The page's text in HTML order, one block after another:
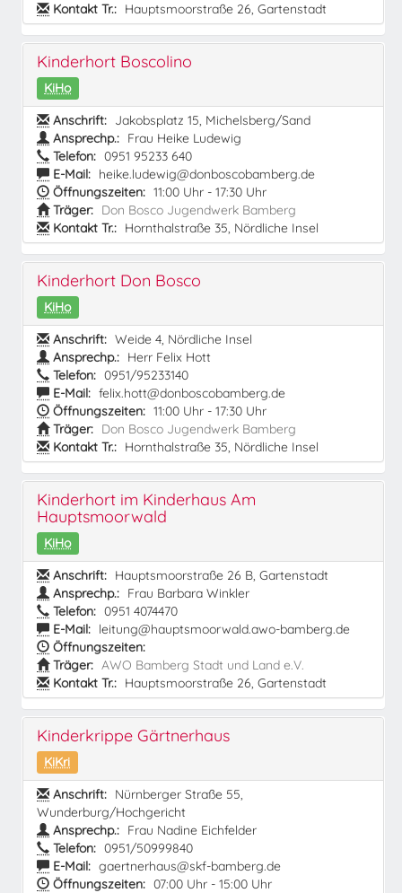
Kontakt Tr.: Hauptsmoorstraße 26, Gartenstadt
Kinderhort Boscolino
KiHo
Anschrift: Jakobsplatz 15, Michelsberg/Sand
Ansprechp.: Frau Heike Ludewig
Telefon: 0951 95233 640
E-Mail: heike.ludewig@donboscobamberg.de
Öffnungszeiten: 11:00 Uhr - 17:30 Uhr
Träger: Don Bosco Jugendwerk Bamberg
Kontakt Tr.: Hornthalstraße 35, Nördliche Insel
Kinderhort Don Bosco
KiHo
Anschrift: Weide 4, Nördliche Insel
Ansprechp.: Herr Felix Hott
Telefon: 0951/95233140
E-Mail: felix.hott@donboscobamberg.de
Öffnungszeiten: 11:00 Uhr - 17:30 Uhr
Träger: Don Bosco Jugendwerk Bamberg
Kontakt Tr.: Hornthalstraße 35, Nördliche Insel
Kinderhort im Kinderhaus Am
Hauptsmoorwald
KiHo
Anschrift: Hauptsmoorstraße 26 B, Gartenstadt
Ansprechp.: Frau Barbara Winkler
Telefon: 0951 4074470
E-Mail: leitung@hauptsmoorwald.awo-bamberg.de
Öffnungszeiten:
Träger: AWO Bamberg Stadt und Land e.V.
Kontakt Tr.: Hauptsmoorstraße 26, Gartenstadt
Kinderkrippe Gärtnerhaus
KiKri
Anschrift: Nürnberger Straße 55,
Wunderburg/Hochgericht
Ansprechp.: Frau Nadine Eichfelder
Telefon: 0951/50999840
E-Mail: gaertnerhaus@skf-bamberg.de
Öffnungszeiten: 07:00 Uhr - 15:00 Uhr